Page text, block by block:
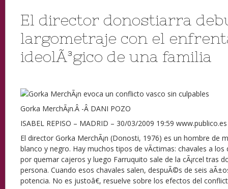
El director donostiarra
largometraje con el
ideolÃ³gico de una familia
Gorka MerchÃ¡n.Â -Â DANI POZO
ISABEL REPISO – MADRID – 30/03/2009 19:59 www.publico.es
El director Gorka MerchÃ¡n (Donosti, 1976) es un hombre de
blanco y negro. Hay muchos tipos de vÃ­ctimas: chavales a
por quemar cajeros y luego Farruquito sale de la cÃ¡rcel tras
persona. Cuando esos chavales salen, despuÃ©s de seis
potencia. No es justoâ€, resuelve sobre los efectos del